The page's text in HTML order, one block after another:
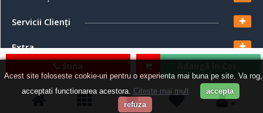
Acest site foloseste cookie-uri pentru o experienta mai buna pe site. Va rog,
acceptati functionarea acestora. Citeste mai mult
accepta
refuza
Suna
Servicii Clienţi
Extra
Contul meu